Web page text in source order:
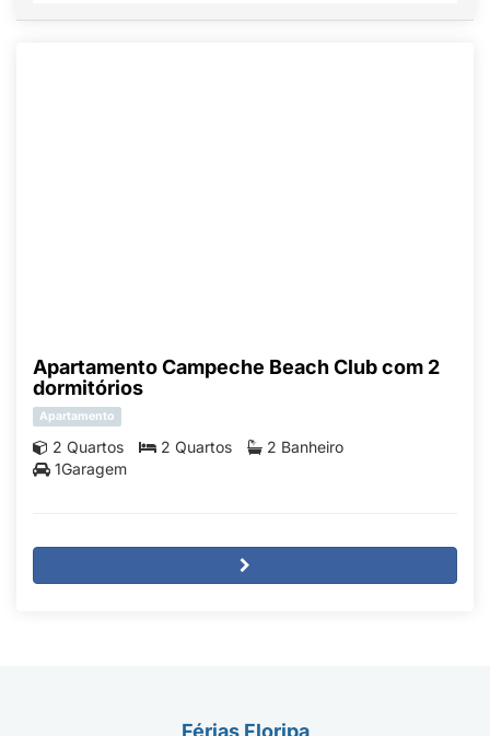
Apartamento Campeche Beach Club com 2
dormitórios
Apartamento
2 Quartos 2 Quartos
2 Banheiro
1Garagem
Férias Floripa